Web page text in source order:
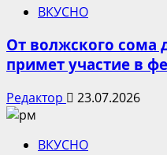
ВКУСНО
От волжского сома
примет участие в
Редактор 23.07.2026
ВКУСНО